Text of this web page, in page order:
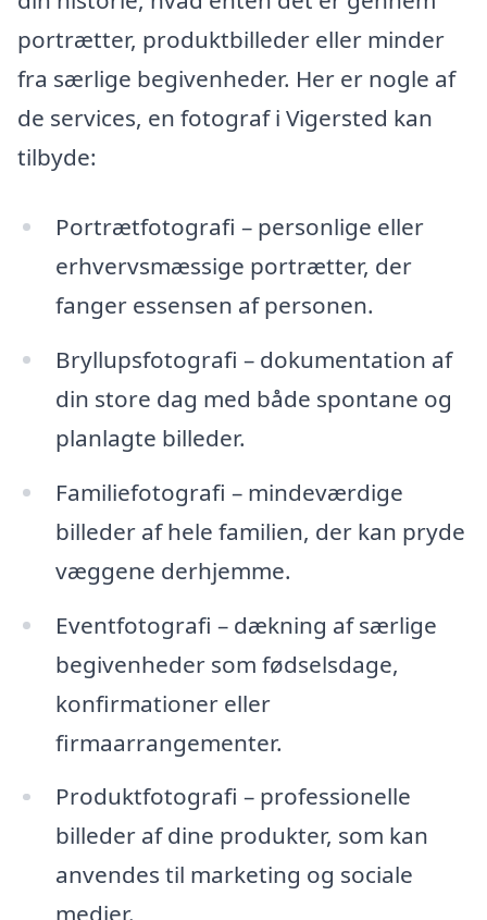
portrætter, produktbilleder eller minder
fra særlige begivenheder. Her er nogle af
de services, en fotograf i Vigersted kan
tilbyde:
Portrætfotografi – personlige eller
erhvervsmæssige portrætter, der
fanger essensen af personen.
Bryllupsfotografi – dokumentation af
din store dag med både spontane og
planlagte billeder.
Familiefotografi – mindeværdige
billeder af hele familien, der kan pryde
væggene derhjemme.
Eventfotografi – dækning af særlige
begivenheder som fødselsdage,
konfirmationer eller
firmaarrangementer.
Produktfotografi – professionelle
billeder af dine produkter, som kan
anvendes til marketing og sociale